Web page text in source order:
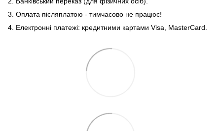
3. Оплата післяплатою - тимчасово не працює!
4. Електронні платежі: кредитними картами Visa, MasterCard.